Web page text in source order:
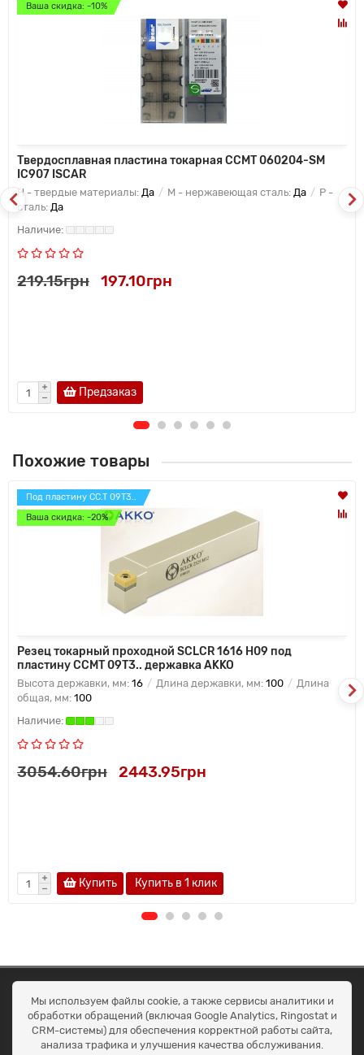
Ваша скидка: -10%
Твердосплавная пластина токарная CCMT 060204-SM
IC907 ISCAR
H - твердые материалы: Да M - нержавеющая сталь: Да
P -
сталь: Да
219.15грн 197.10грн
Предзаказ
Похожие товары
Под пластину CC.T 09T3..
Ваша скидка: -20%
Резец токарный проходной SCLCR 1616 H09 под
пластину CCMT 09T3.. державка AKKO
Высота державки, мм: 16 Длина державки, мм: 100
Длина
общая, мм: 100
3054.60грн 2443.95грн
Купить Купить в 1 клик
ОКЕАН ТРЕЙД
Договір публичної оферти
Доставка та оплата
Наші контакти
Умови повернення
Мы используем файлы cookie, а также сервисы аналитики и
обработки обращений (включая Google Analytics, Ringostat и
CRM-системы) для обеспечения корректной работы сайта,
анализа трафика и улучшения качества обслуживания.